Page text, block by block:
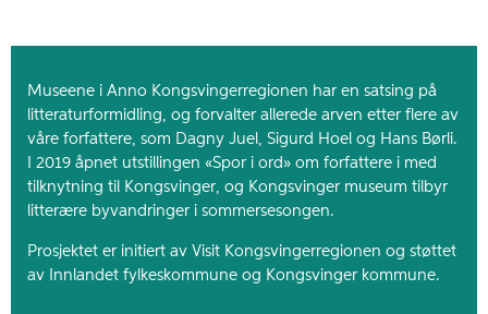
Museene i Anno Kongsvingerregionen har en satsing på
litteraturformidling, og forvalter allerede arven etter flere av
våre forfattere, som Dagny Juel, Sigurd Hoel og Hans Børli.
I 2019 åpnet utstillingen «Spor i ord» om forfattere i med
tilknytning til Kongsvinger, og Kongsvinger museum tilbyr
litterære byvandringer i sommersesongen.
Prosjektet er initiert av Visit Kongsvingerregionen og støttet
av Innlandet fylkeskommune og Kongsvinger kommune.